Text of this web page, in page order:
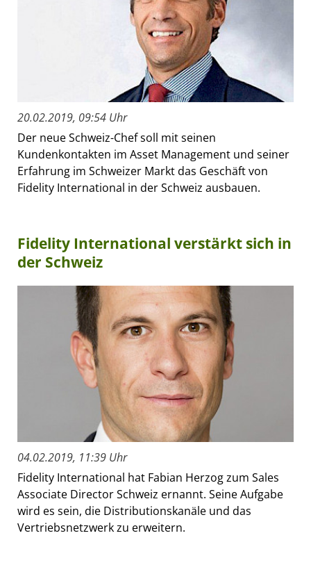
20.02.2019, 09:54 Uhr
Der neue Schweiz-Chef soll mit seinen
Kundenkontakten im Asset Management und seiner
Erfahrung im Schweizer Markt das Geschäft von
Fidelity International in der Schweiz ausbauen.
Fidelity International verstärkt sich in
der Schweiz
04.02.2019, 11:39 Uhr
Fidelity International hat Fabian Herzog zum Sales
Associate Director Schweiz ernannt. Seine Aufgabe
wird es sein, die Distributionskanäle und das
Vertriebsnetzwerk zu erweitern.